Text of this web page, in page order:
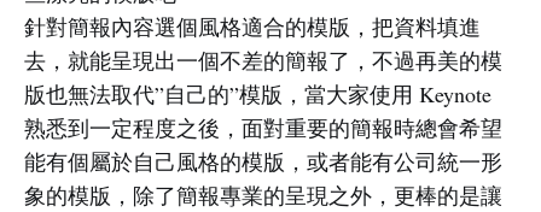
針對簡報內容選個風格適合的模版，把資料填進
去，就能呈現出一個不差的簡報了，不過再美的模
版也無法取代”自己的”模版，當大家使用 Keynote
熟悉到一定程度之後，面對重要的簡報時總會希望
能有個屬於自己風格的模版，或者能有公司統一形
象的模版，除了簡報專業的呈現之外，更棒的是讓